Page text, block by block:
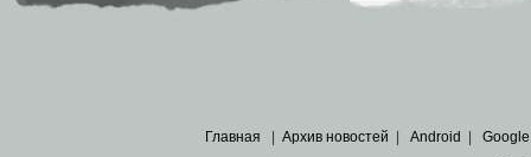
Главная | Архив новостей | Android | Google